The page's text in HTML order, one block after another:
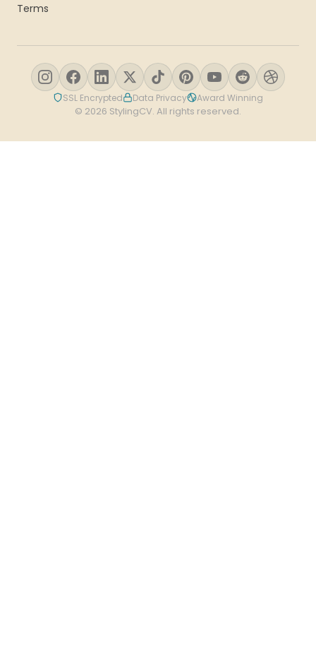
Terms
SSL Encrypted Data Privacy Award Winning
© 2026 StylingCV. All rights reserved.